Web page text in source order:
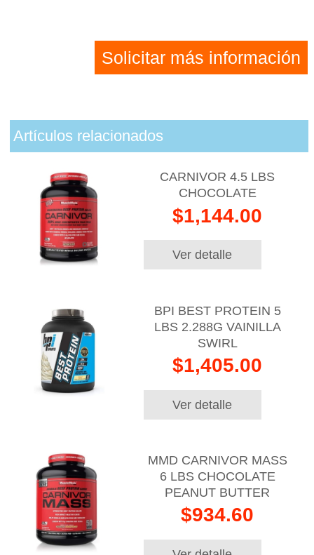
Solicitar más información
Artículos relacionados
CARNIVOR 4.5 LBS
CHOCOLATE
$1,144.00
Ver detalle
BPI BEST PROTEIN 5
LBS 2.288G VAINILLA
SWIRL
$1,405.00
Ver detalle
MMD CARNIVOR MASS
6 LBS CHOCOLATE
PEANUT BUTTER
$934.60